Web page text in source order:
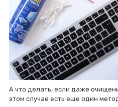
А что делать, если даже
этом случае есть еще один